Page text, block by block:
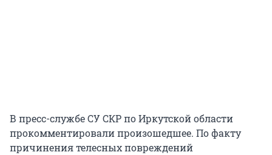
В пресс-службе СУ СКР по Иркутской области
прокомментировали произошедшее. По факту
причинения телесных повреждений